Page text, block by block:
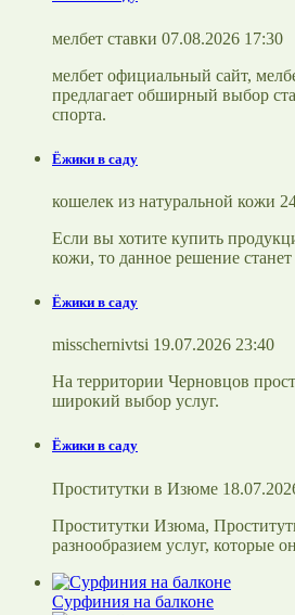
мелбет ставки 07.08.2026 17:30
мелбет официальный сайт,
предлагает обширный выбор
спорта.
Ёжики в саду
кошелек из натуральной кожи
Если вы хотите купить
кожи, то данное решение
Ёжики в саду
misschernivtsi 19.07.2026 23:40
На территории Черновцов
широкий выбор услуг.
Ёжики в саду
Проститутки в Изюме
Проститутки Изюма,
разнообразием услуг, которые
Сурфиния на балконе